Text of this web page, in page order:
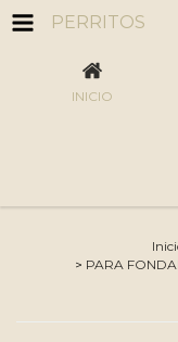
PERRITOS
INICIO
> PARA